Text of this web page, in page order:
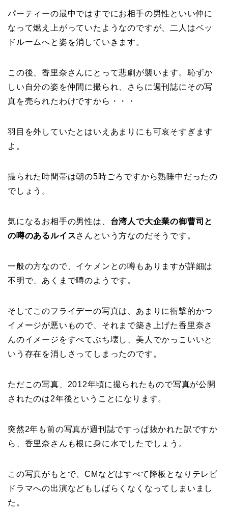
パーティーの最中ではすでにお相手の男性といい仲に
なって燃え上がっていたようなのですが、二人はベッ
ドルームへと姿を消していきます。
この後、香里奈さんにとって悲劇が襲います。恥ずか
しい自分の姿を仲間に撮られ、さらに週刊誌にその写
真を売られたわけですから・・・
羽目を外していたとはいえあまりにも可哀そすぎます
よ。
撮られた時間帯は朝の5時ごろですから熟睡中だったの
でしょう。
気になるお相手の男性は、 台湾人で大企業の御曹司と
の噂のあるルイスさんという方なのだそうです。
一般の方なので、イケメンとの噂もありますが詳細は
不明で、あくまで噂のようです。
そしてこのフライデーの写真は、あまりに衝撃的かつ
イメージが悪いもので、それまで築き上げた香里奈さ
んのイメージをすべてぶち壊し、美人でかっこいいと
いう存在を消しさってしまったのです。
ただこの写真、2012年頃に撮られたもので写真が公開
されたのは2年後ということになります。
突然2年も前の写真が週刊誌ですっぱ抜かれた訳ですか
ら、香里奈さんも根に身に水でしたでしょう。
この写真がもとで、CMなどはすべて降板となりテレビ
ドラマへの出演などもしばらくなくなってしまいまし
た。